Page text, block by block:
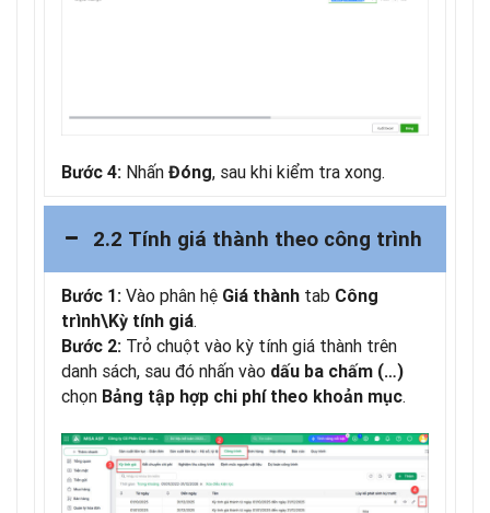
Bước 4: Nhấn Đóng, sau khi kiểm tra xong.
2.2 Tính giá thành theo công trình
Bước 1: Vào phân hệ Giá thành tab Công
trình\Kỳ tính giá.
Bước 2: Trỏ chuột vào kỳ tính giá thành trên
danh sách, sau đó nhấn vào dấu ba chấm (…)
chọn Bảng tập hợp chi phí theo khoản mục.